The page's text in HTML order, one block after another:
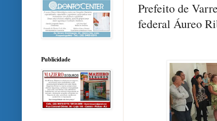
Prefeito de
federal Áureo
Publicidade